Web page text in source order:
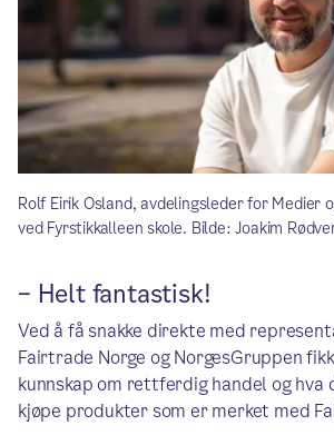
Rolf Eirik Osland, avdelingsleder for Medier
ved Fyrstikkalleen skole. Bilde: Joakim
– Helt fantastisk!
Ved å få snakke direkte med
Fairtrade Norge og NorgesGruppen
kunnskap om rettferdig handel og
kjøpe produkter som er merket med